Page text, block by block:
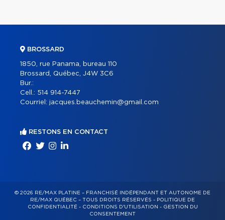
BROSSARD
1850, rue Panama, bureau 110
Brossard, Québec, J4W 3C6
Bur.:
Cell.: 514 914-7447
Courriel: jacques.beauchemin@gmail.com
RESTONS EN CONTACT
© 2026 RE/MAX PLATINE – FRANCHISÉ INDÉPENDANT ET AUTONOME DE
RE/MAX QUÉBEC – TOUS DROITS RÉSERVÉS - POLITIQUE DE
CONFIDENTIALITÉ- CONDITIONS D'UTILISATION - GESTION DU
CONSENTEMENT